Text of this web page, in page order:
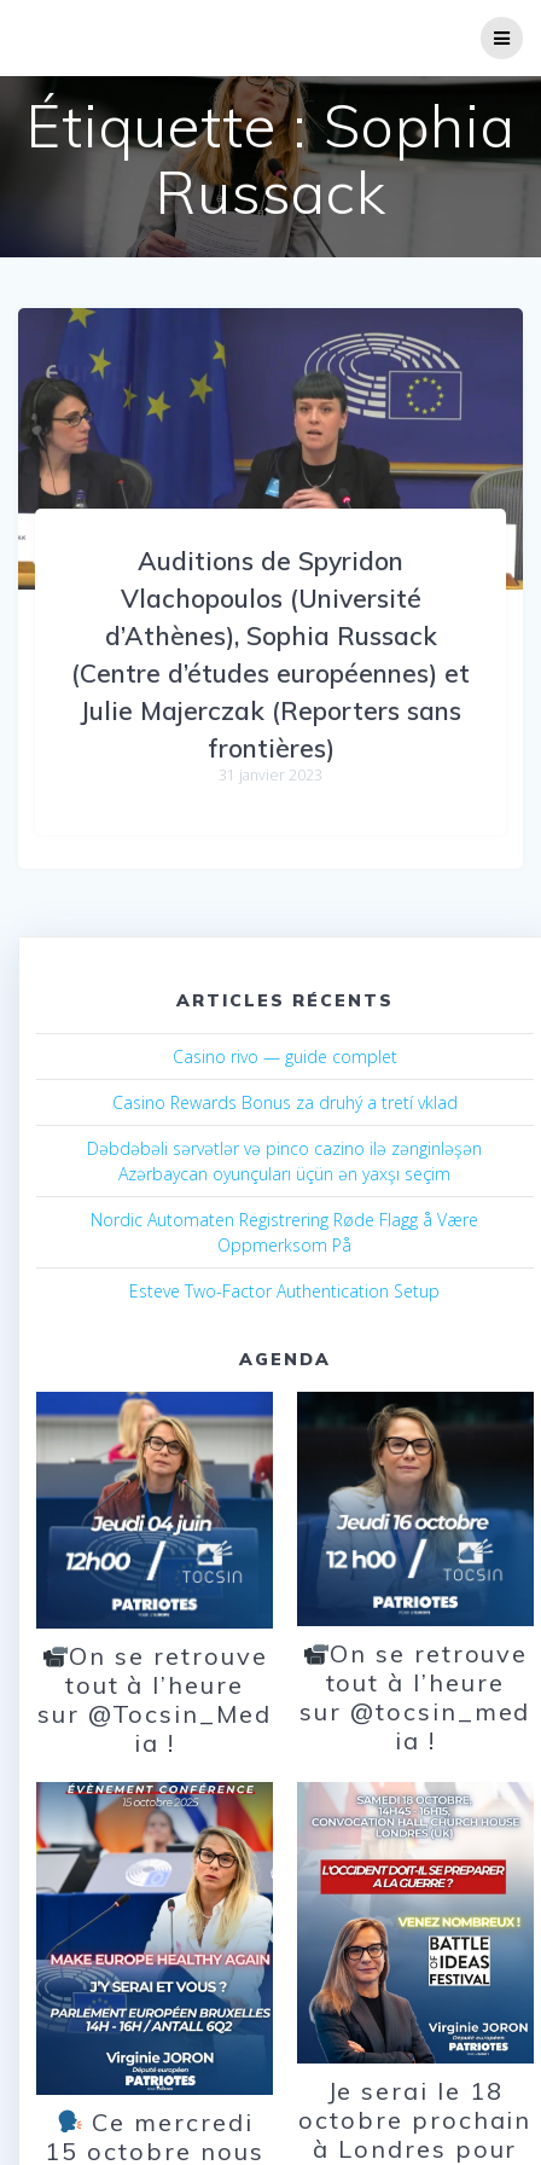
Étiquette :Sophia
Russack
Auditions de Spyridon
Vlachopoulos (Université
d’Athènes), Sophia Russack
(Centre d’études européennes) et
Julie Majerczak (Reporters sans
frontières)
31 janvier 2023
ARTICLES RÉCENTS
Casino rivo — guide complet
Casino Rewards Bonus za druhý a tretí vklad
Dəbdəbəli sərvətlər və pinco cazino ilə zənginləşən
Azərbaycan oyunçuları üçün ən yaxşı seçim
Nordic Automaten Registrering Røde Flagg å Være
Oppmerksom På
Esteve Two-Factor Authentication Setup
AGENDA
On se retrouve
tout à l’heure
sur @Tocsin_Med
ia !
On se retrouve
tout à l’heure
sur @tocsin_med
ia !
Ce mercredi
15 octobre nous
Je serai le 18
octobre prochain
à Londres pour